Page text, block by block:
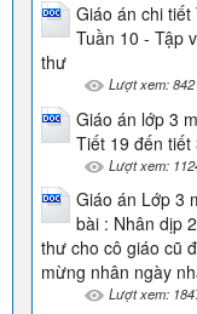
Giáo án chi
Tuần 10 - Tập
thư
Lượt xem: 842
Giáo án lớp 3
Tiết 19 đến tiết
Lượt xem:
Giáo án Lớp 3
bài : Nhân dịp
thư cho cô giáo cũ
mừng nhân ngày
Lượt xem: